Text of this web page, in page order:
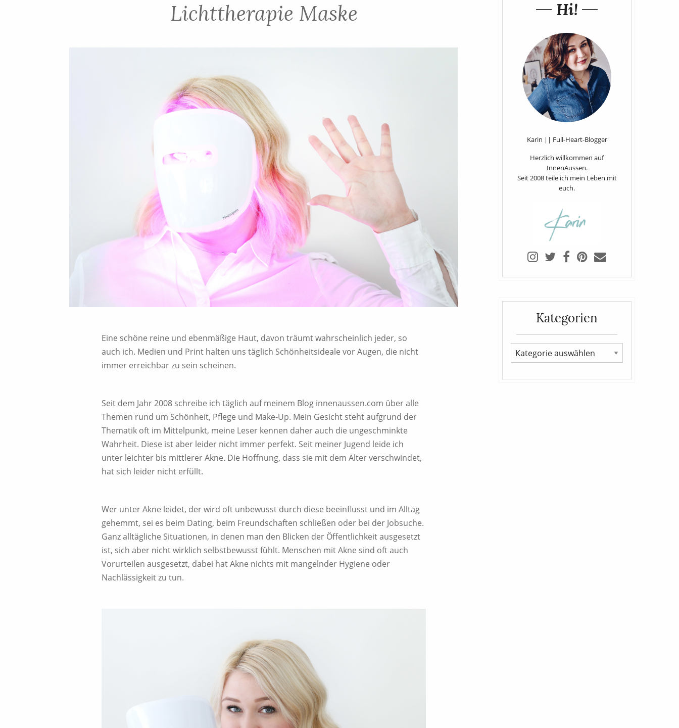
Lichttherapie Maske
Eine schöne reine und ebenmäßige Haut, davon träumt wahrscheinlich jeder, so
auch ich. Medien und Print halten uns täglich Schönheitsideale vor Augen, die nicht
immer erreichbar zu sein scheinen.
Seit dem Jahr 2008 schreibe ich täglich auf meinem Blog innenaussen.com über alle
Themen rund um Schönheit, Pflege und Make-Up. Mein Gesicht steht aufgrund der
Thematik oft im Mittelpunkt, meine Leser kennen daher auch die ungeschminkte
Wahrheit. Diese ist aber leider nicht immer perfekt. Seit meiner Jugend leide ich
unter leichter bis mittlerer Akne. Die Hoffnung, dass sie mit dem Alter verschwindet,
hat sich leider nicht erfüllt.
Wer unter Akne leidet, der wird oft unbewusst durch diese beeinflusst und im Alltag
gehemmt, sei es beim Dating, beim Freundschaften schließen oder bei der Jobsuche.
Ganz alltägliche Situationen, in denen man den Blicken der Öffentlichkeit ausgesetzt
ist, sich aber nicht wirklich selbstbewusst fühlt. Menschen mit Akne sind oft auch
Vorurteilen ausgesetzt, dabei hat Akne nichts mit mangelnder Hygiene oder
Nachlässigkeit zu tun.
Hi!
Karin || Full-Heart-Blogger
Herzlich willkommen auf
InnenAussen.
Seit 2008 teile ich mein Leben mit
euch.
Kategorien